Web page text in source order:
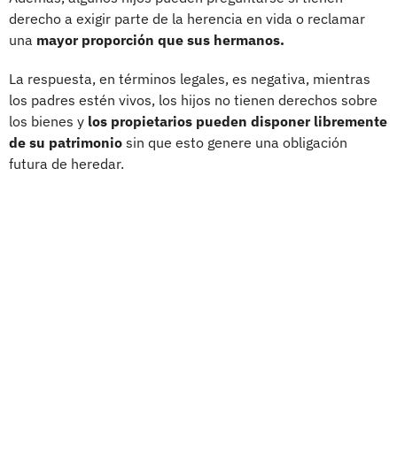
derecho a exigir parte de la herencia en vida o reclamar
una mayor proporción que sus hermanos.
La respuesta, en términos legales, es negativa, mientras
los padres estén vivos, los hijos no tienen derechos sobre
los bienes y los propietarios pueden disponer libremente
de su patrimonio sin que esto genere una obligación
futura de heredar.